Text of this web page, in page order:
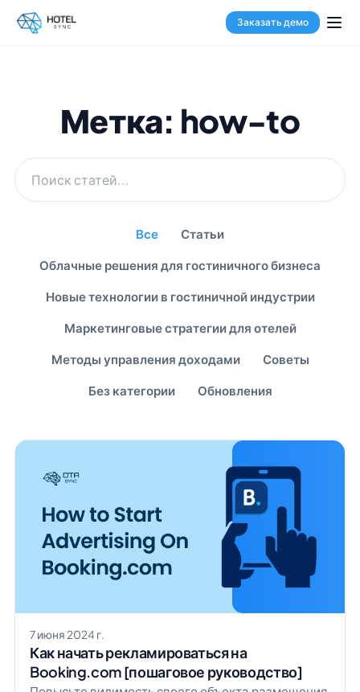
Заказать демо
Метка: how-to
Все Статьи
Облачные решения для гостиничного бизнеса
Новые технологии в гостиничной индустрии
Маркетинговые стратегии для отелей
Методы управления доходами Советы
Без категории Обновления
7 июня 2024 г.
Как начать рекламироваться на
Booking.com [пошаговое руководство]